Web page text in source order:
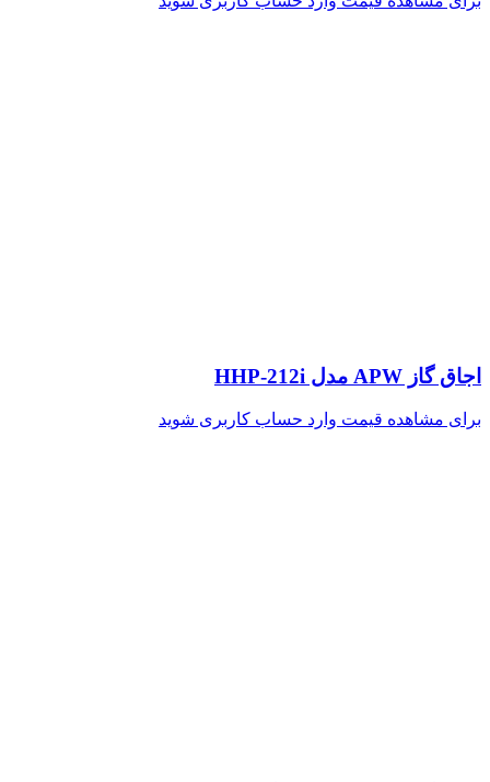
اجاق گاز APW مدل HHP-212i
برای مشاهده قیمت وارد حساب کاربری شوید